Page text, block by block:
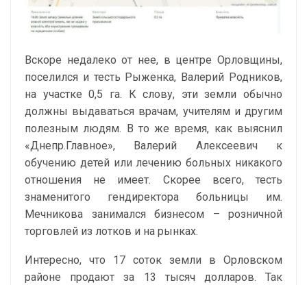
Вскоре недалеко от нее, в центре Орловщины,
поселился и тесть Рыженка, Валерий Родников,
на участке 0,5 га. К слову, эти земли обычно
должны выдаваться врачам, учителям и другим
полезным людям. В то же время, как выяснил
«Днепр.Главное», Валерий Алексеевич к
обучению детей или лечению больных никакого
отношения не имеет. Скорее всего, тесть
знаменитого гендиректора больницы им.
Мечникова занимался бизнесом – розничной
торговлей из лотков и на рынках.
Интересно, что 17 соток земли в Орловском
районе продают за 13 тысяч долларов. Так